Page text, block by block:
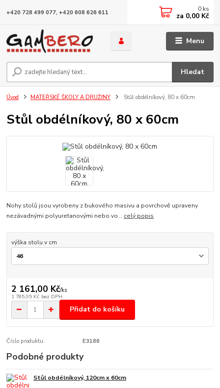
Menu
Hledat
+420 728 499 077, +420 608 626 611 0 ks
za 0,00 Kč
Úvod MATEŘSKÉ ŠKOLY A DRUŽINY Stůl obdélníkový, 80 x 60cm
Stůl obdélníkový, 80 x 60cm
Nohy stolů jsou vyrobeny z bukového masivu a povrchově upraveny
nezávadnými polyuretanovými nebo vo... celý popis
výška stolu v cm
2 161,00 Kč/ks
1 785,95 Kč bez DPH
Přidat do košíku
Číslo produktu: E3186
Podobné produkty
Stůl obdélníkový, 120cm x 60cm